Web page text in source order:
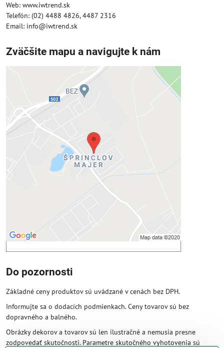
Web: www.iwtrend.sk
Telefón: (02) 4488 4826, 4487 2316
Email: info@iwtrend.sk
Zväčšite mapu a navigujte k nám
Externý obsah je blokovaný
Prajete si načítať externý obsah?
Povoliť tentokrát
Povoliť a zapamätať - súhlas s druhom
cookie: Funkčné
Otvoriť obsah v novom okne
Do pozornosti
Základné ceny produktov sú uvádzané v cenách bez DPH.
Informujte sa o dodacích podmienkach. Ceny tovarov sú bez
dopravného a balného.
Obrázky dekorov a tovarov sú len ilustračné a nemusia presne
zodpovedať skutočnosti. Parametre skutočného vyhotovenia sú